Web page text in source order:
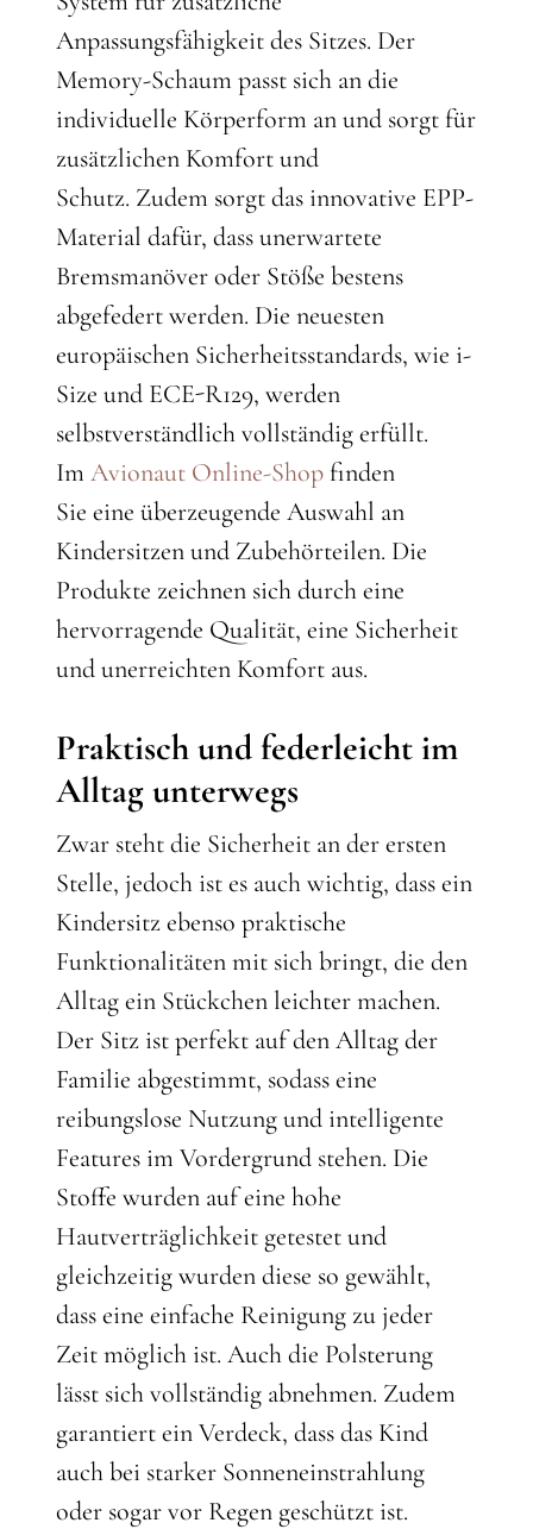
Anpassungsfähigkeit des Sitzes. Der
Memory-Schaum passt sich an die
individuelle Körperform an und sorgt für
zusätzlichen Komfort und
Schutz. Zudem sorgt das innovative EPP-
Material dafür, dass unerwartete
Bremsmanöver oder Stöße bestens
abgefedert werden. Die neuesten
europäischen Sicherheitsstandards, wie i-
Size und ECE-R129, werden
selbstverständlich vollständig erfüllt.
ImAvionaut Online-Shop finden
Sie eine überzeugende Auswahl an
Kindersitzen und Zubehörteilen. Die
Produkte zeichnen sich durch eine
hervorragende Qualität, eine Sicherheit
und unerreichten Komfort aus.
Praktisch und federleicht im
Alltag unterwegs
Zwar steht die Sicherheit an der ersten
Stelle, jedoch ist es auch wichtig, dass ein
Kindersitz ebenso praktische
Funktionalitäten mit sich bringt, die den
Alltag ein Stückchen leichter machen.
Der Sitz ist perfekt auf den Alltag der
Familie abgestimmt, sodass eine
reibungslose Nutzung und intelligente
Features im Vordergrund stehen. Die
Stoffe wurden auf eine hohe
Hautverträglichkeit getestet und
gleichzeitig wurden diese so gewählt,
dass eine einfache Reinigung zu jeder
Zeit möglich ist. Auch die Polsterung
lässt sich vollständig abnehmen. Zudem
garantiert ein Verdeck, dass das Kind
auch bei starker Sonneneinstrahlung
oder sogar vor Regen geschützt ist.